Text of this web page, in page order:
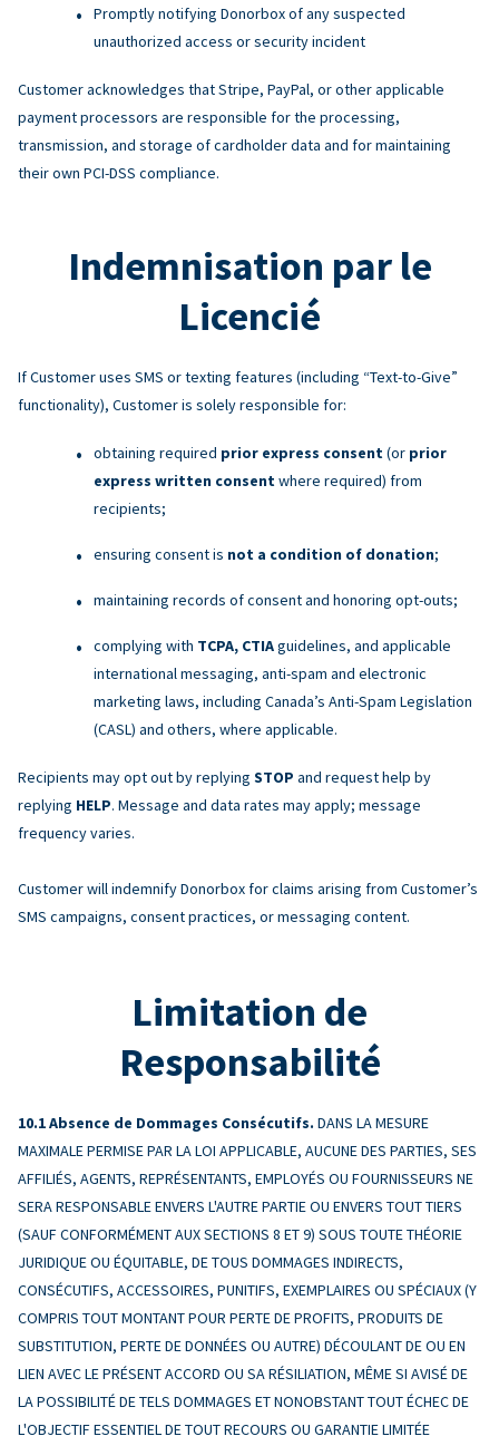
Promptly notifying Donorbox of any suspected
unauthorized access or security incident
Customer acknowledges that Stripe, PayPal, or other applicable
payment processors are responsible for the processing,
transmission, and storage of cardholder data and for maintaining
their own PCI-DSS compliance.
Indemnisation par le
Licencié
If Customer uses SMS or texting features (including “Text-to-Give”
functionality), Customer is solely responsible for:
obtaining required prior express consent (or prior
express written consent where required) from
recipients;
ensuring consent is not a condition of donation;
maintaining records of consent and honoring opt-outs;
complying with TCPA, CTIAguidelines, and applicable
international messaging, anti-spam and electronic
marketing laws, including Canada’s Anti-Spam Legislation
(CASL) and others, where applicable.
Recipients may opt out by replying STOP and request help by
replying HELP. Message and data rates may apply; message
frequency varies.
Customer will indemnify Donorbox for claims arising from Customer’s
SMS campaigns, consent practices, or messaging content.
Limitation de
Responsabilité
Absence de Dommages Consécutifs. DANS LA MESURE
MAXIMALE PERMISE PAR LA LOI APPLICABLE, AUCUNE DES PARTIES, SES
AFFILIÉS, AGENTS, REPRÉSENTANTS, EMPLOYÉS OU FOURNISSEURS NE
SERA RESPONSABLE ENVERS L'AUTRE PARTIE OU ENVERS TOUT TIERS
(SAUF CONFORMÉMENT AUX SECTIONS 8 ET 9) SOUS TOUTE THÉORIE
JURIDIQUE OU ÉQUITABLE, DE TOUS DOMMAGES INDIRECTS,
CONSÉCUTIFS, ACCESSOIRES, PUNITIFS, EXEMPLAIRES OU SPÉCIAUX (Y
COMPRIS TOUT MONTANT POUR PERTE DE PROFITS, PRODUITS DE
SUBSTITUTION, PERTE DE DONNÉES OU AUTRE) DÉCOULANT DE OU EN
LIEN AVEC LE PRÉSENT ACCORD OU SA RÉSILIATION, MÊME SI AVISÉ DE
LA POSSIBILITÉ DE TELS DOMMAGES ET NONOBSTANT TOUT ÉCHEC DE
L'OBJECTIF ESSENTIEL DE TOUT RECOURS OU GARANTIE LIMITÉE